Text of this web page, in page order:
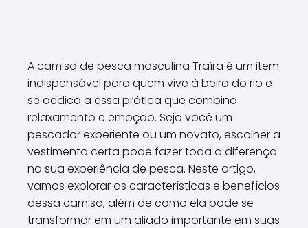
A camisa de pesca masculina Traíra é um item
indispensável para quem vive à beira do rio e
se dedica a essa prática que combina
relaxamento e emoção. Seja você um
pescador experiente ou um novato, escolher a
vestimenta certa pode fazer toda a diferença
na sua experiência de pesca. Neste artigo,
vamos explorar as características e benefícios
dessa camisa, além de como ela pode se
transformar em um aliado importante em suas